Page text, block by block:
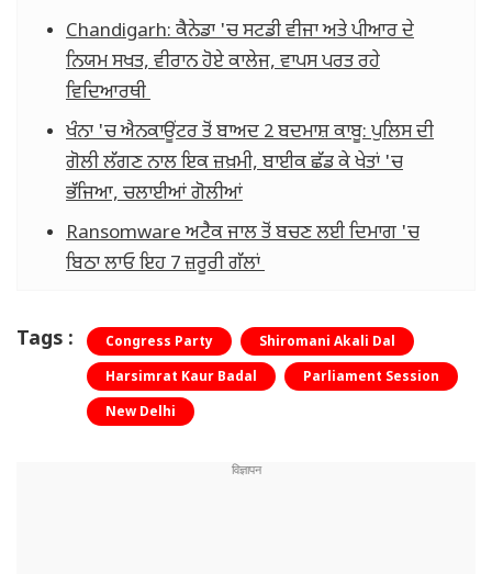
Chandigarh: ਕੈਨੇਡਾ 'ਚ ਸਟਡੀ ਵੀਜਾ ਅਤੇ ਪੀਆਰ ਦੇ
ਨਿਯਮ ਸਖਤ, ਵੀਰਾਨ ਹੋਏ ਕਾਲੇਜ, ਵਾਪਸ ਪਰਤ ਰਹੇ
ਵਿਦਿਆਰਥੀ
ਖੰਨਾ 'ਚ ਐਨਕਾਊਂਟਰ ਤੋਂ ਬਾਅਦ 2 ਬਦਮਾਸ਼ ਕਾਬੂ: ਪੁਲਿਸ ਦੀ
ਗੋਲੀ ਲੱਗਣ ਨਾਲ ਇਕ ਜ਼ਖ਼ਮੀ, ਬਾਈਕ ਛੱਡ ਕੇ ਖੇਤਾਂ 'ਚ
ਭੱਜਿਆ, ਚਲਾਈਆਂ ਗੋਲੀਆਂ
Ransomware ਅਟੈਕ ਜਾਲ ਤੋਂ ਬਚਣ ਲਈ ਦਿਮਾਗ 'ਚ
ਬਿਠਾ ਲਾਓ ਇਹ 7 ਜ਼ਰੂਰੀ ਗੱਲਾਂ
Tags : Congress Party
Shiromani Akali Dal
Harsimrat Kaur Badal
Parliament Session
New Delhi